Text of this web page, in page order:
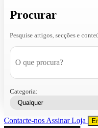
Procurar
Pesquise artigos, secções e
Categoria:
Contacte-nos AssinarLoja